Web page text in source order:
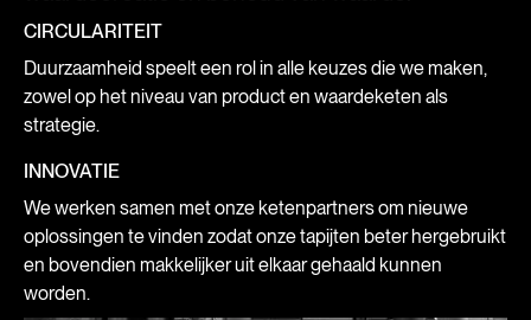
CIRCULARITEIT
Duurzaamheid speelt een rol in alle keuzes die we maken,
zowel op het niveau van product en waardeketen als
strategie.
INNOVATIE
We werken samen met onze ketenpartners om nieuwe
oplossingen te vinden zodat onze tapijten beter hergebruikt
en bovendien makkelijker uit elkaar gehaald kunnen
worden.